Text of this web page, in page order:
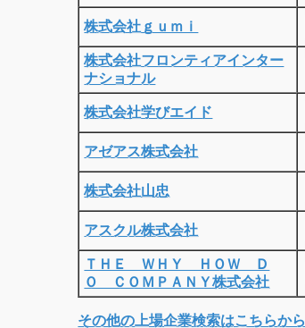
株式会社ｇｕｍｉ
株式会社フロンティアインター
ナショナル
株式会社学びエイド
アゼアス株式会社
株式会社山忠
アスクル株式会社
ＴＨＥ ＷＨＹ ＨＯＷ Ｄ
Ｏ ＣＯＭＰＡＮＹ株式会社
その他の上場企業検索はこちらから